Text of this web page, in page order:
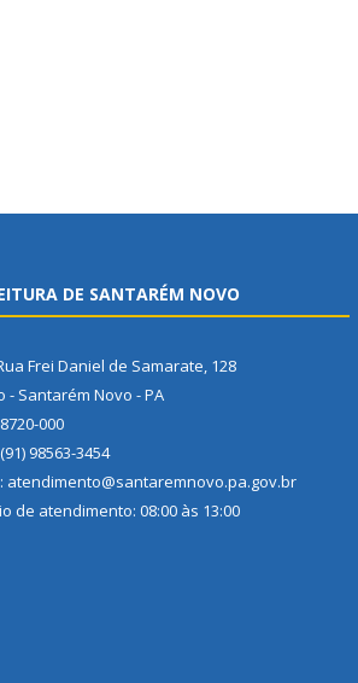
DE SANTARÉM NOVO
Frei Daniel de Samarate, 128
- Santarém Novo - PA
000
98563-3454
atendimento@santaremnovo.pa.gov.br
de atendimento: 08:00 às 13:00